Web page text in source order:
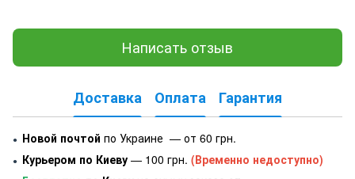
Написать отзыв
Доставка Оплата Гарантия
● Новой почтой по Украине — от 60 грн.
● Курьером по Киеву — 100 грн. (Временно недоступно)